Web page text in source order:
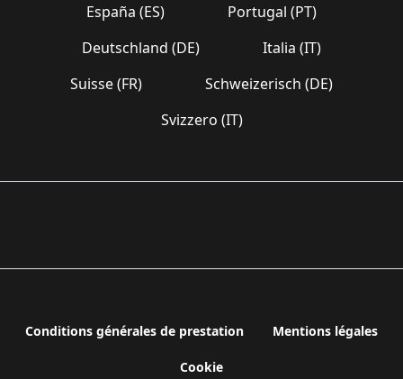
España (ES)
Portugal (PT)
Deutschland (DE)
Italia (IT)
Suisse (FR)
Schweizerisch (DE)
Svizzero (IT)
Conditions générales de prestation Mentions légales
Cookie